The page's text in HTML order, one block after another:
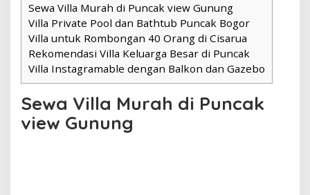
Sewa Villa Murah di Puncak view Gunung
Villa Private Pool dan Bathtub Puncak Bogor
Villa untuk Rombongan 40 Orang di Cisarua
Rekomendasi Villa Keluarga Besar di Puncak
Villa Instagramable dengan Balkon dan Gazebo
Sewa Villa Murah di Puncak
view Gunung